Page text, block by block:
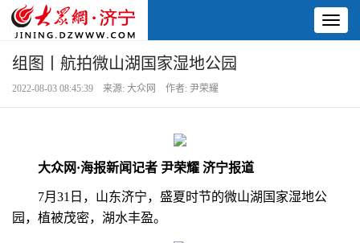
组图丨航拍微山湖国家湿地公园
2022-08-03 08:45:39 来源: 大众网 作者: 尹荣耀
大众网·海报新闻记者 尹荣耀 济宁报道
7月31日，山东济宁，盛夏时节的微山湖国家湿地公
园，植被茂密，湖水丰盈。